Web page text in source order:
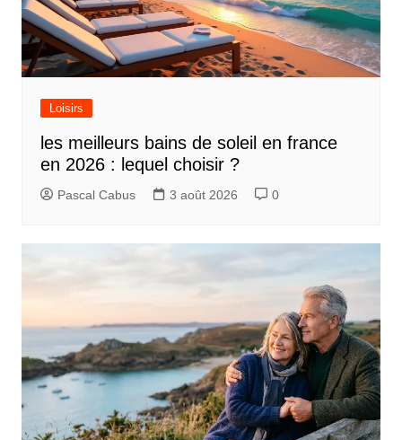
Loisirs
les meilleurs bains de soleil en france
en 2026 : lequel choisir ?
Pascal Cabus 3 août 2026 0